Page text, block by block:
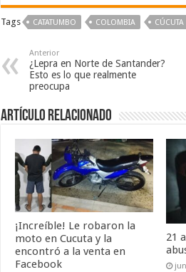
Tags CATATUMBO COLOMBIA CÚCUTA
Anterior
¿Lepra en Norte de Santander?
Esto es lo que realmente
preocupa
Artículo Relacionado
¡Increíble! Le robaron la
moto en Cucuta y la
encontró a la venta en
Facebook
21